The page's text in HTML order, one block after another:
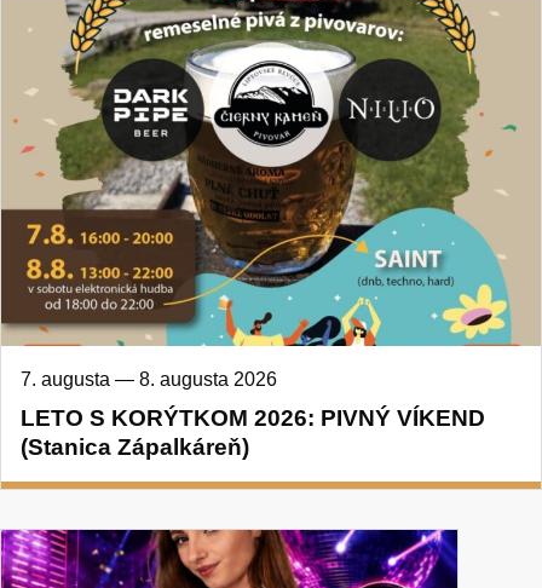
LETO S KORÝTKOM 2026: PIVNÝ VÍKEND
(Stanica Zápalkáreň)
7. augusta — 8. augusta 2026